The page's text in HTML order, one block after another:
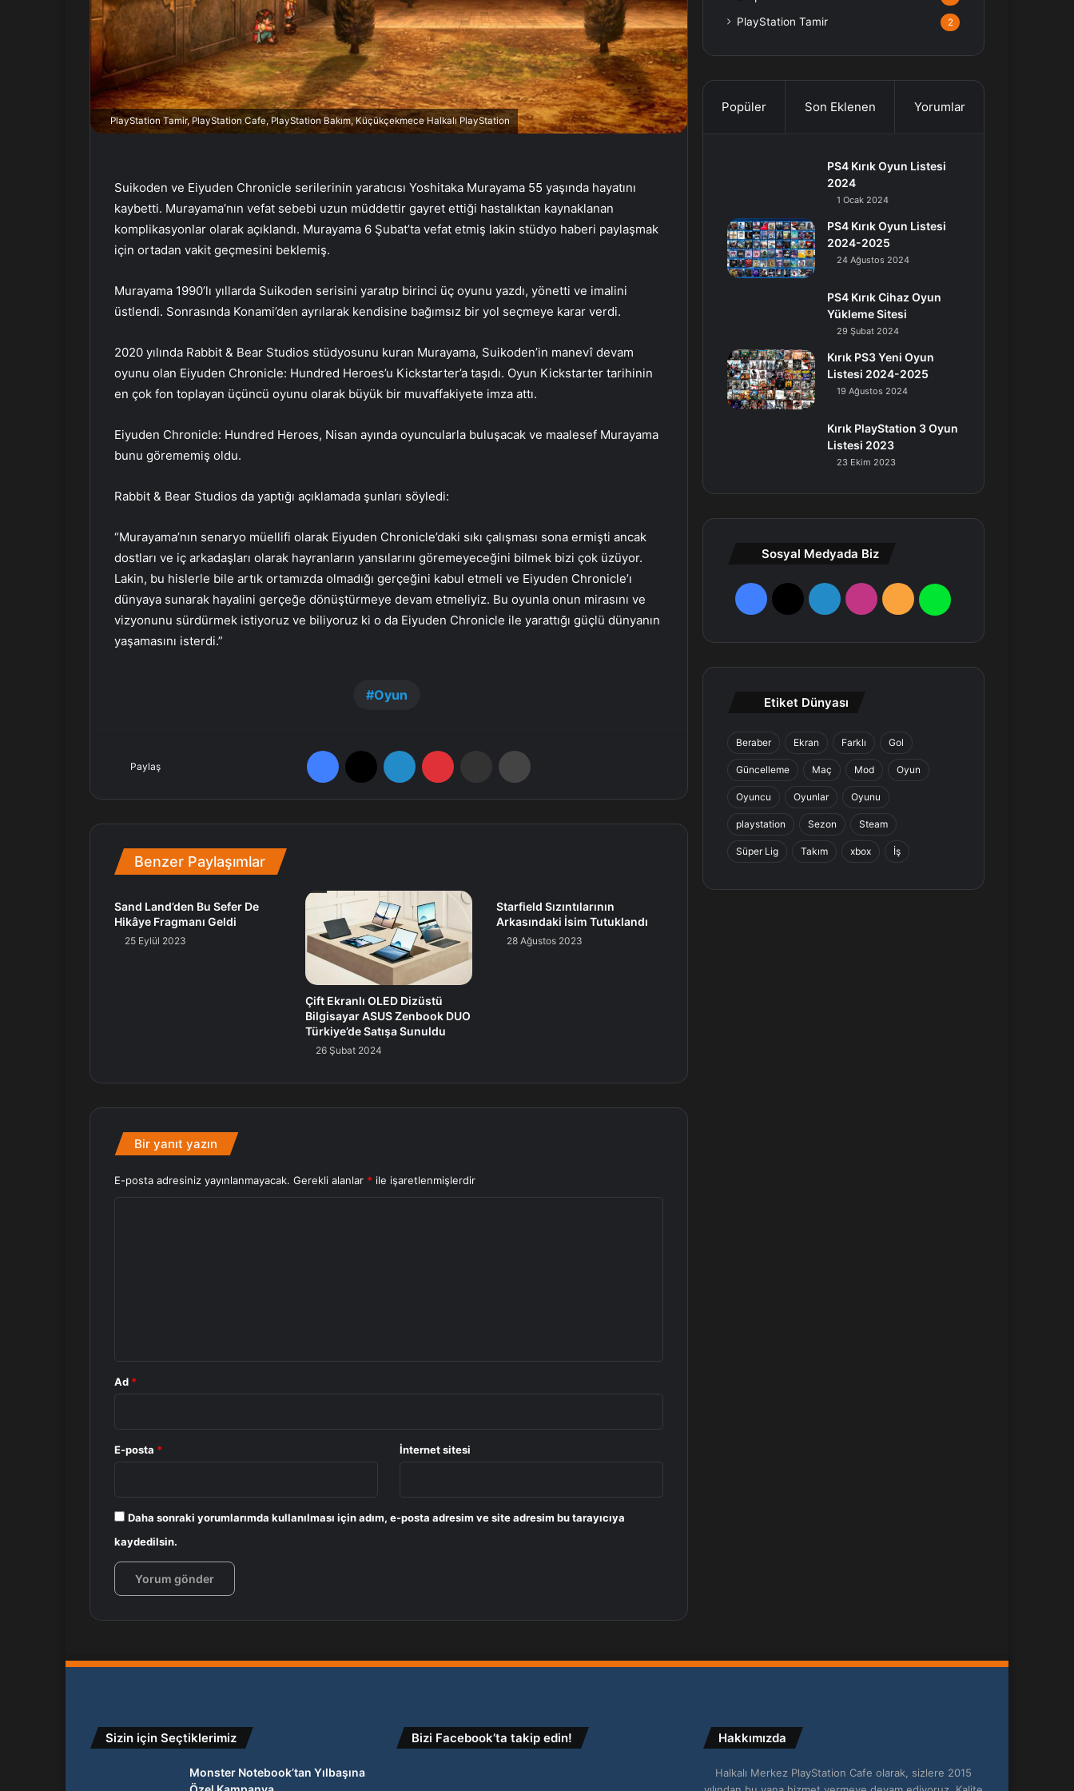
d
e
r
m
e
k
PlayStation Tamir, PlayStation Cafe, PlayStation Bakım, Küçükçekmece Halkalı PlayStation
Suikoden ve Eiyuden Chronicle serilerinin yaratıcısı Yoshitaka Murayama 55 yaşında hayatını
kaybetti. Murayama’nın vefat sebebi uzun müddettir gayret ettiği hastalıktan kaynaklanan
komplikasyonlar olarak açıklandı. Murayama 6 Şubat’ta vefat etmiş lakin stüdyo haberi paylaşmak
için ortadan vakit geçmesini beklemiş.
Murayama 1990’lı yıllarda Suikoden serisini yaratıp birinci üç oyunu yazdı, yönetti ve imalini
üstlendi. Sonrasında Konami’den ayrılarak kendisine bağımsız bir yol seçmeye karar verdi.
2020 yılında Rabbit & Bear Studios stüdyosunu kuran Murayama, Suikoden’in manevî devam
oyunu olan Eiyuden Chronicle: Hundred Heroes’u Kickstarter’a taşıdı. Oyun Kickstarter tarihinin
en çok fon toplayan üçüncü oyunu olarak büyük bir muvaffakiyete imza attı.
Eiyuden Chronicle: Hundred Heroes, Nisan ayında oyuncularla buluşacak ve maalesef Murayama
bunu görememiş oldu.
Rabbit & Bear Studios da yaptığı açıklamada şunları söyledi:
“Murayama’nın senaryo müellifi olarak Eiyuden Chronicle’daki sıkı çalışması sona ermişti ancak
dostları ve iç arkadaşları olarak hayranların yansılarını göremeyeceğini bilmek bizi çok üzüyor.
Lakin, bu hislerle bile artık ortamızda olmadığı gerçeğini kabul etmeli ve Eiyuden Chronicle’ı
dünyaya sunarak hayalini gerçeğe dönüştürmeye devam etmeliyiz. Bu oyunla onun mirasını ve
vizyonunu sürdürmek istiyoruz ve biliyoruz ki o da Eiyuden Chronicle ile yarattığı güçlü dünyanın
yaşamasını isterdi.”
Oyun
Paylaş
Benzer Paylaşımlar
Sand Land’den Bu Sefer De
Hikâye Fragmanı Geldi
25 Eylül 2023
Çift Ekranlı OLED Dizüstü
Bilgisayar ASUS Zenbook DUO
Türkiye’de Satışa Sunuldu
26 Şubat 2024
Starfield Sızıntılarının
Arkasındaki İsim Tutuklandı
28 Ağustos 2023
Bir yanıt yazın
E-posta adresiniz yayınlanmayacak. Gerekli alanlar * ile işaretlenmişlerdir
Ad *
E-posta * İnternet sitesi
Daha sonraki yorumlarımda kullanılması için adım, e-posta adresim ve site adresim bu tarayıcıya
kaydedilsin.
PlayStation Tamir 2
Popüler Son Eklenen Yorumlar
PS4 Kırık Oyun Listesi
2024
1 Ocak 2024
PS4 Kırık Oyun Listesi
2024-2025
24 Ağustos 2024
PS4 Kırık Cihaz Oyun
Yükleme Sitesi
29 Şubat 2024
Kırık PS3 Yeni Oyun
Listesi 2024-2025
19 Ağustos 2024
Kırık PlayStation 3 Oyun
Listesi 2023
23 Ekim 2023
Sosyal Medyada Biz
F
e
k
X
L
n
a
m
R
W
a
Etiket Dünyası
Beraber Ekran Farklı Gol
Güncelleme Maç Mod Oyun
Oyuncu Oyunlar Oyunu
playstation Sezon Steam
Süper Lig Takım xbox İş
Sizin için Seçtiklerimiz
Monster Notebook’tan Yılbaşına
Bizi Facebook’ta takip edin! Hakkımızda
Halkalı Merkez PlayStation Cafe olarak, sizlere 2015